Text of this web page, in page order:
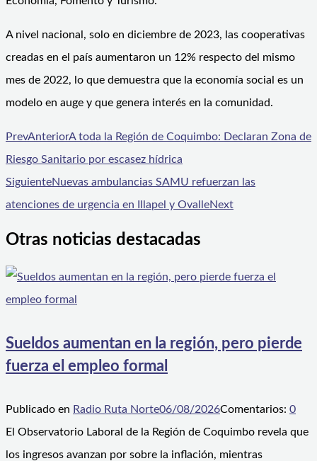
A nivel nacional, solo en diciembre de 2023, las cooperativas
creadas en el país aumentaron un 12% respecto del mismo
mes de 2022, lo que demuestra que la economía social es un
modelo en auge y que genera interés en la comunidad.
PrevAnteriorA toda la Región de Coquimbo: Declaran Zona de
Riesgo Sanitario por escasez hídrica
SiguienteNuevas ambulancias SAMU refuerzan las
atenciones de urgencia en Illapel y OvalleNext
Otras noticias destacadas
Sueldos aumentan en la región, pero pierde
fuerza el empleo formal
Publicado en Radio Ruta Norte06/08/2026Comentarios: 0
El Observatorio Laboral de la Región de Coquimbo revela que
los ingresos avanzan por sobre la inflación, mientras